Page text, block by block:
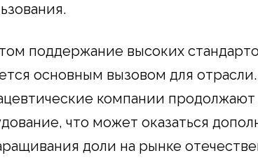
поддержание высоких
основным вызовом для
компании продолжают
что может оказаться
доли на рынке